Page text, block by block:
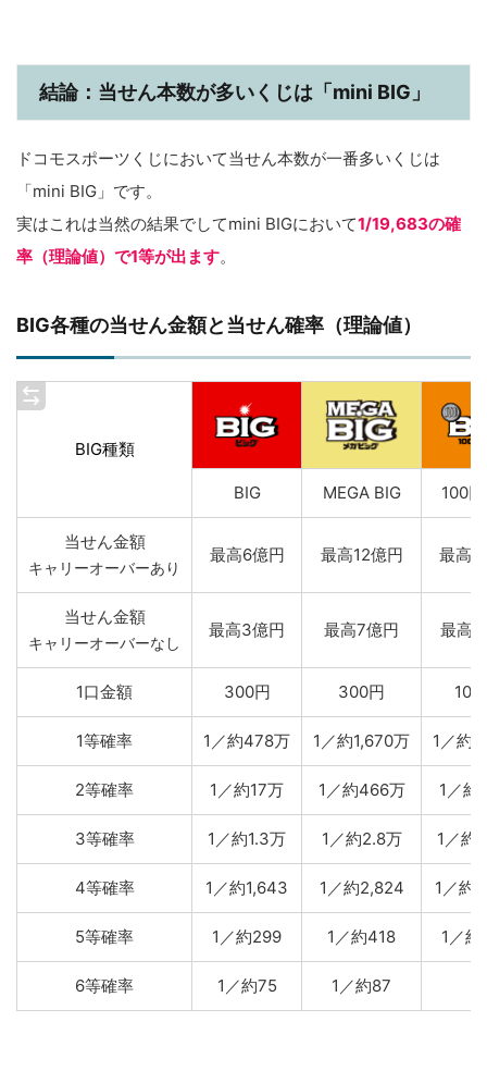
結論：当せん本数が多いくじは「mini BIG」
ドコモスポーツくじにおいて当せん本数が一番多いくじは
「mini BIG」です。
実はこれは当然の結果でしてmini BIGにおいて1/19,683の確
率（理論値）で1等が出ます。
BIG各種の当せん金額と当せん確率（理論値）
BIG種類
BIG MEGA BIG 100
当せん金額
キャリーオーバーあり
最高6億円 最高12億円 最高2
当せん金額
キャリーオーバーなし
最高3億円 最高7億円 最高1
1口金額 300円 300円 100
1等確率 1／約478万 1／約1,670万 1／約
2等確率 1／約17万 1／約466万 1／約
3等確率 1／約1.3万 1／約2.8万 1／約
4等確率 1／約1,643 1／約2,824 1／約
5等確率 1／約299 1／約418 1／
6等確率 1／約75 1／約87